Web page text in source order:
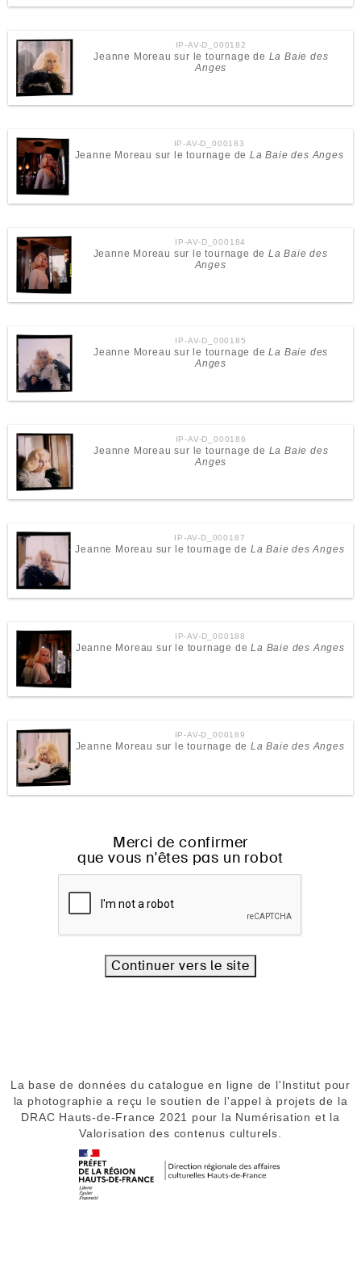
IP-AV-D_000182
Jeanne Moreau sur le tournage de La Baie des
Anges
IP-AV-D_000183
Jeanne Moreau sur le tournage deLa Baie des Anges
IP-AV-D_000184
Jeanne Moreau sur le tournage de La Baie des
Anges
IP-AV-D_000185
Jeanne Moreau sur le tournage deLa Baie des
Anges
IP-AV-D_000186
Jeanne Moreau sur le tournage de La Baie des
Anges
IP-AV-D_000187
Jeanne Moreau sur le tournage de La Baie des Anges
IP-AV-D_000188
Jeanne Moreau sur le tournage deLa Baie des Anges
IP-AV-D_000189
Jeanne Moreau sur le tournage deLa Baie des Anges
Merci de confirmer
que vous n'êtes pas un robot
Continuer vers le site
La base de données du catalogue en ligne de l'Institut pour
la photographie a reçu le soutien de l'appel à projets de la
DRAC Hauts-de-France 2021 pour la Numérisation et la
Valorisation des contenus culturels.